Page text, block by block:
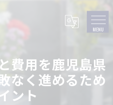
費用を鹿児島県
なく進めるため
ント